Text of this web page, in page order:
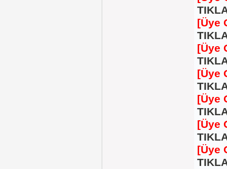
[Üye
[Üye
[Üye
[Üye
[Üye
[Üye